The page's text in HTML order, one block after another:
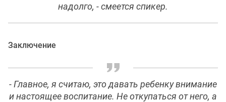
надолго, - смеется спикер.
Заключение
- Главное, я считаю, это давать ребенку внимание
и настоящее воспитание. Не откупаться от него, а